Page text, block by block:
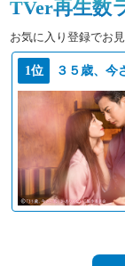
TVer再生数
お気に入り登録でお
1位